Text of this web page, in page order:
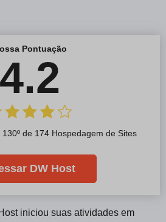
iniciou suas atividades em
Pontuação
4.2
de 174 Hospedagem de Sites
DW Host